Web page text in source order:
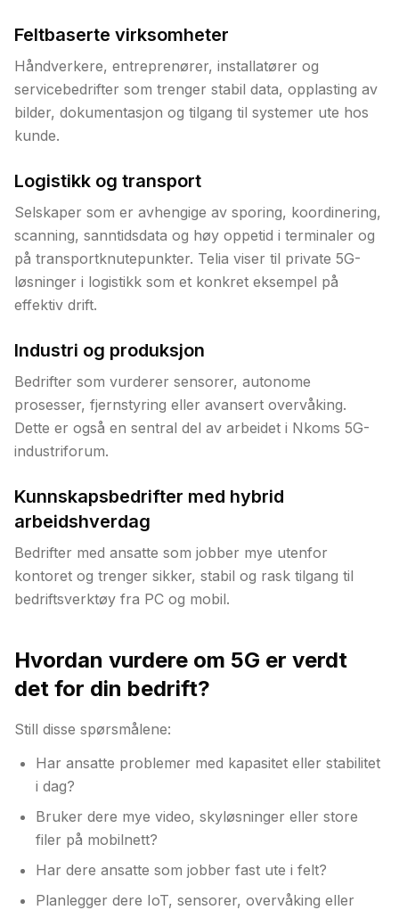
Feltbaserte virksomheter
Håndverkere, entreprenører, installatører og
servicebedrifter som trenger stabil data, opplasting av
bilder, dokumentasjon og tilgang til systemer ute hos
kunde.
Logistikk og transport
Selskaper som er avhengige av sporing, koordinering,
scanning, sanntidsdata og høy oppetid i terminaler og
på transportknutepunkter. Telia viser til private 5G-
løsninger i logistikk som et konkret eksempel på
effektiv drift.
Industri og produksjon
Bedrifter som vurderer sensorer, autonome
prosesser, fjernstyring eller avansert overvåking.
Dette er også en sentral del av arbeidet i Nkoms 5G-
industriforum.
Kunnskapsbedrifter med hybrid
arbeidshverdag
Bedrifter med ansatte som jobber mye utenfor
kontoret og trenger sikker, stabil og rask tilgang til
bedriftsverktøy fra PC og mobil.
Hvordan vurdere om 5G er verdt
det for din bedrift?
Still disse spørsmålene:
Har ansatte problemer med kapasitet eller stabilitet
i dag?
Bruker dere mye video, skyløsninger eller store
filer på mobilnett?
Har dere ansatte som jobber fast ute i felt?
Planlegger dere IoT, sensorer, overvåking eller